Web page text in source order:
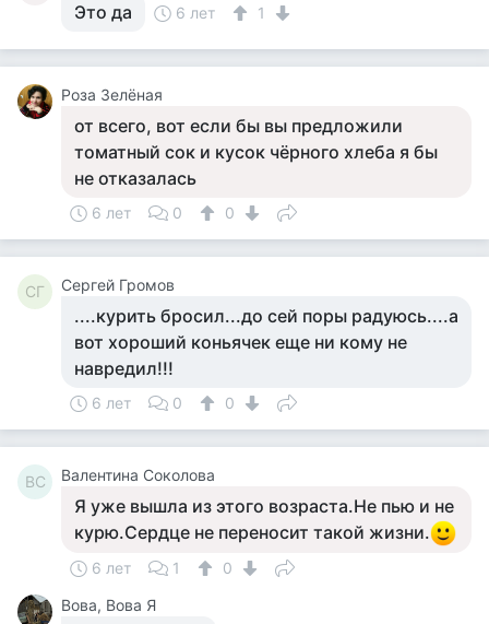
Это да 6 лет 1
Роза Зелёная
от всего, вот если бы вы предложили
томатный сок и кусок чёрного хлеба я бы
не отказалась
6 лет 0 0
СГ Сергей Громов
....курить бросил...до сей поры радуюсь....а
вот хороший коньячек еще ни кому не
навредил!!!
6 лет 0 0
ВС Валентина Соколова
Я уже вышла из этого возраста.Не пью и не
курю.Сердце не переносит такой жизни.
6 лет 1
0
Вова, Вова Я